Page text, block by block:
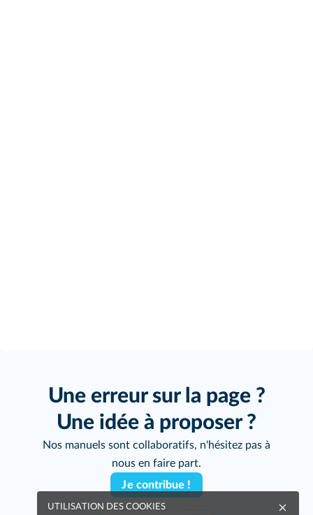
Une erreur sur la page ?
Une idée à proposer ?
Nos manuels sont collaboratifs, n'hésitez pas à
nous en faire part.
Je contribue !
UTILISATION DES COOKIES